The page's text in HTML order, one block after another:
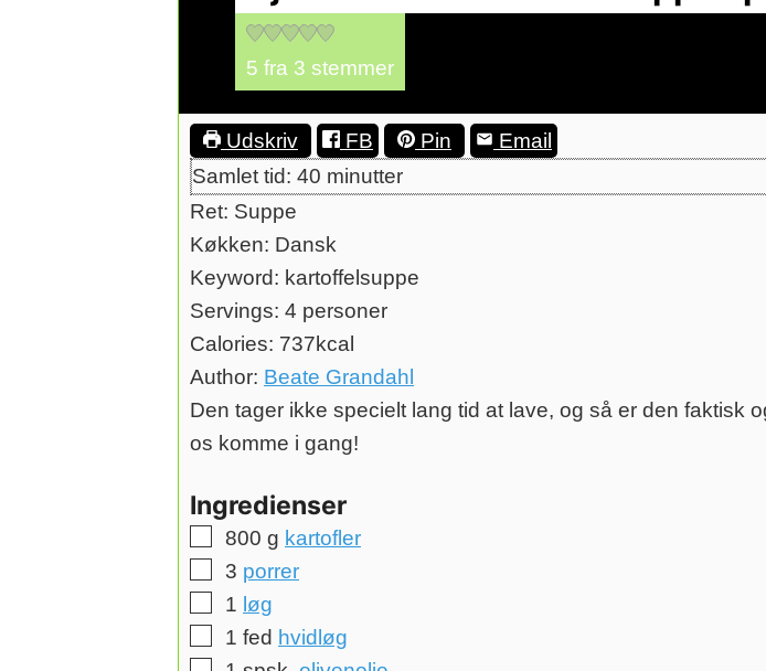
5 fra 3 stemmer
Udskriv FB Pin
Email
Samlet tid: 40 minutter
minutter
Ret: Suppe
Køkken: Dansk
Keyword: kartoffelsuppe
Servings: 4 personer
Calories: 737kcal
Author: Beate Grandahl
Den tager ikke specielt lang tid at lave, og så er den faktisk
os komme i gang!
Ingredienser
▢
800 g kartofler
▢
3 porrer
▢
1 løg
▢
1 fed hvidløg